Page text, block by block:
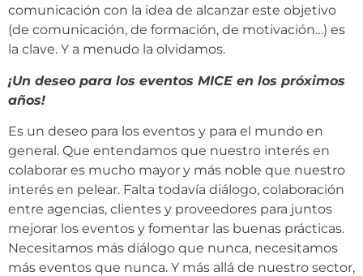
comunicación con la idea de alcanzar este objetivo
(de comunicación, de formación, de motivación…) es
la clave. Y a menudo la olvidamos.
¡Un deseo para los eventos MICE en los próximos
años!
Es un deseo para los eventos y para el mundo en
general. Que entendamos que nuestro interés en
colaborar es mucho mayor y más noble que nuestro
interés en pelear. Falta todavía diálogo, colaboración
entre agencias, clientes y proveedores para juntos
mejorar los eventos y fomentar las buenas prácticas.
Necesitamos más diálogo que nunca, necesitamos
más eventos que nunca. Y más allá de nuestro sector,